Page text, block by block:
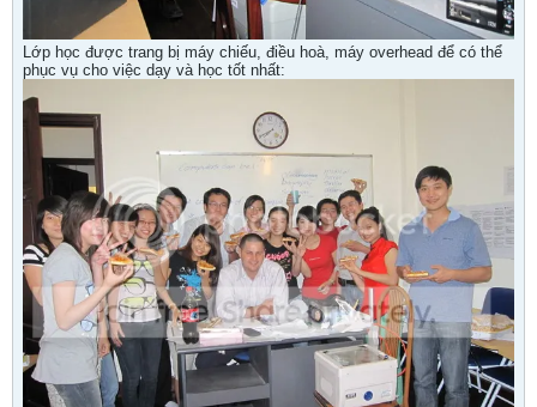
Lớp học được trang bị máy chiếu, điều hoà, máy overhead để có thể
phục vụ cho việc dạy và học tốt nhất: